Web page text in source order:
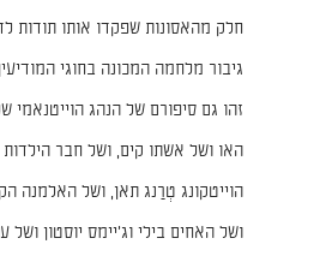
חלק מהאסונות שפקדו אותו תודות
גיבור מלחמה המכונה בחוגי
זהו גם סיפורם של הנהג הוייטנאמי של
האו ושל אשתו קים, ושל חבר
הוייטקונג טְרַנג תאן, ושל האלמנה
ושל האחים בילי וג'יימס יוסטון ושל